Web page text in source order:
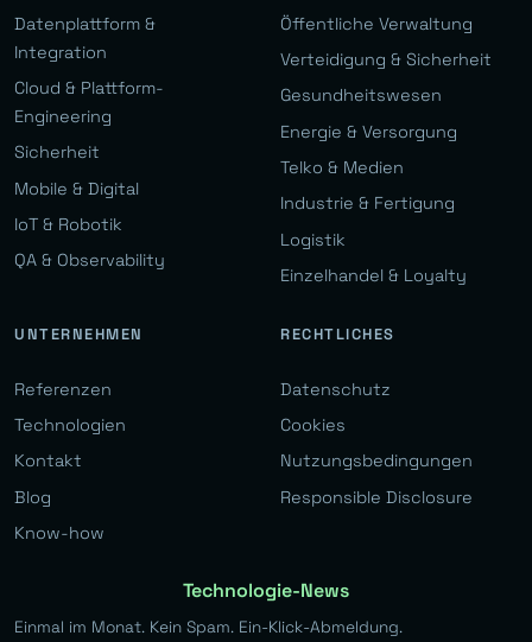
Datenplattform &
Integration
Cloud & Plattform-
Engineering
Sicherheit
Mobile & Digital
IoT & Robotik
QA & Observability
Öffentliche Verwaltung
Verteidigung & Sicherheit
Gesundheitswesen
Energie & Versorgung
Telko & Medien
Industrie & Fertigung
Logistik
Einzelhandel & Loyalty
UNTERNEHMEN
Referenzen
Technologien
Kontakt
Blog
Know-how
RECHTLICHES
Datenschutz
Cookies
Nutzungsbedingungen
Responsible Disclosure
Technologie-News
Einmal im Monat. Kein Spam. Ein-Klick-Abmeldung.